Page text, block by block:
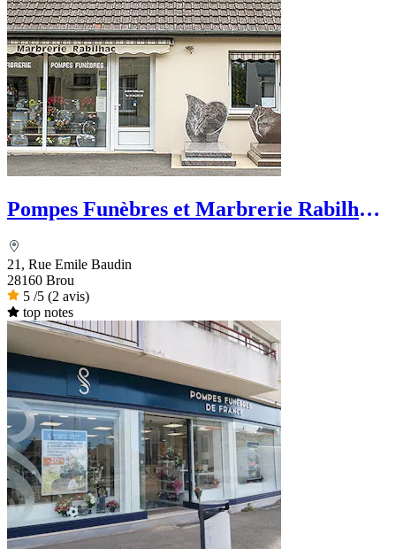
Pompes Funèbres et Marbrerie Rabilhac
21, Rue Emile Baudin
28160 Brou
5 /5 (2 avis)
top notes